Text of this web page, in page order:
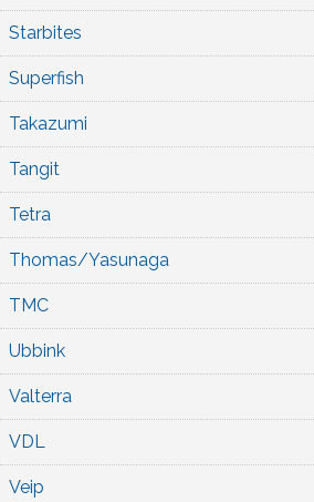
Starbites
Superfish
Takazumi
Tangit
Tetra
Thomas/Yasunaga
TMC
Ubbink
Valterra
VDL
Veip